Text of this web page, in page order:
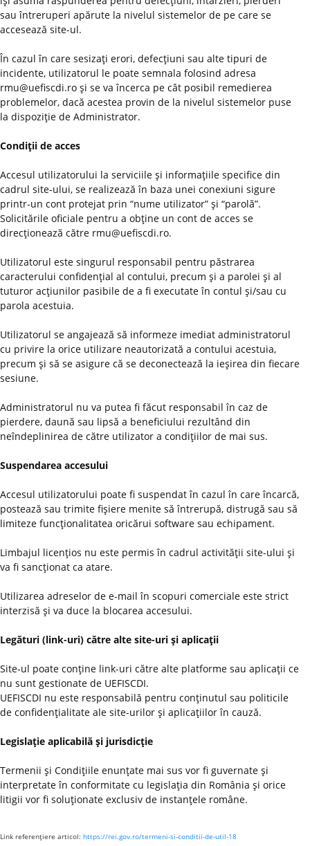
sau întreruperi apărute la nivelul sistemelor de pe care se
accesează site-ul.
În cazul în care sesizaţi erori, defecţiuni sau alte tipuri de
incidente, utilizatorul le poate semnala folosind adresa
rmu@uefiscdi.ro şi se va încerca pe cât posibil remedierea
problemelor, dacă acestea provin de la nivelul sistemelor puse
la dispoziţie de Administrator.
Condiţii de acces
Accesul utilizatorului la serviciile şi informaţiile specifice din
cadrul site-ului, se realizează în baza unei conexiuni sigure
printr-un cont protejat prin “nume utilizator” şi “parolă”.
Solicitările oficiale pentru a obţine un cont de acces se
direcţionează către rmu@uefiscdi.ro.
Utilizatorul este singurul responsabil pentru păstrarea
caracterului confidenţial al contului, precum şi a parolei şi al
tuturor acţiunilor pasibile de a fi executate în contul şi/sau cu
parola acestuia.
Utilizatorul se angajează să informeze imediat administratorul
cu privire la orice utilizare neautorizată a contului acestuia,
precum şi să se asigure că se deconectează la ieşirea din fiecare
sesiune.
Administratorul nu va putea fi făcut responsabil în caz de
pierdere, daună sau lipsă a beneficiului rezultând din
neîndeplinirea de către utilizator a condiţiilor de mai sus.
Suspendarea accesului
Accesul utilizatorului poate fi suspendat în cazul în care încarcă,
postează sau trimite fişiere menite să întrerupă, distrugă sau să
limiteze funcţionalitatea oricărui software sau echipament.
Limbajul licenţios nu este permis în cadrul activităţii site-ului şi
va fi sancţionat ca atare.
Utilizarea adreselor de e-mail în scopuri comerciale este strict
interzisă şi va duce la blocarea accesului.
Legături (link-uri) către alte site-uri şi aplicaţii
Site-ul poate conţine link-uri către alte platforme sau aplicaţii ce
nu sunt gestionate de UEFISCDI.
UEFISCDI nu este responsabilă pentru conţinutul sau politicile
de confidenţialitate ale site-urilor şi aplicaţiilor în cauză.
Legislaţie aplicabilă şi jurisdicţie
Termenii şi Condiţiile enunţate mai sus vor fi guvernate şi
interpretate în conformitate cu legislaţia din România şi orice
litigii vor fi soluţionate exclusiv de instanţele române.
Link referenţiere articol: https://rei.gov.ro/termeni-si-conditii-de-util-18